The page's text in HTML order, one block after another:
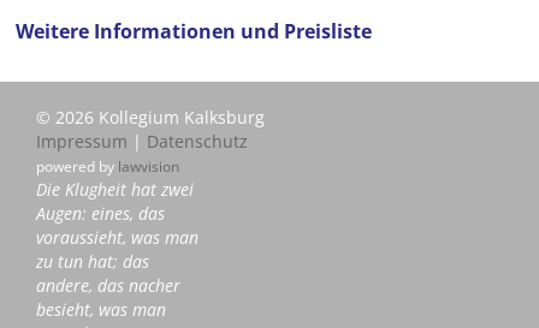
Weitere Informationen und Preisliste
© 2026 Kollegium Kalksburg
Impressum | Datenschutz
powered by lawvision
Die Klugheit hat zwei
Augen: eines, das
voraussieht, was man
zu tun hat; das
andere, das nacher
besieht, was man